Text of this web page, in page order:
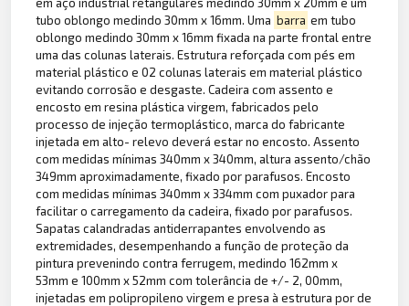
tubo oblongo medindo 30mm x 16mm. Uma barra em tubo
oblongo medindo 30mm x 16mm fixada na parte frontal entre
uma das colunas laterais. Estrutura reforçada com pés em
material plástico e 02 colunas laterais em material plástico
evitando corrosão e desgaste. Cadeira com assento e
encosto em resina plástica virgem, fabricados pelo
processo de injeção termoplástico, marca do fabricante
injetada em alto- relevo deverá estar no encosto. Assento
com medidas mínimas 340mm x 340mm, altura assento/chão
349mm aproximadamente, fixado por parafusos. Encosto
com medidas mínimas 340mm x 334mm com puxador para
facilitar o carregamento da cadeira, fixado por parafusos.
Sapatas calandradas antiderrapantes envolvendo as
extremidades, desempenhando a função de proteção da
pintura prevenindo contra ferrugem, medindo 162mm x
53mm e 100mm x 52mm com tolerância de +/- 2, 00mm,
injetadas em polipropileno virgem e presa à estrutura por de